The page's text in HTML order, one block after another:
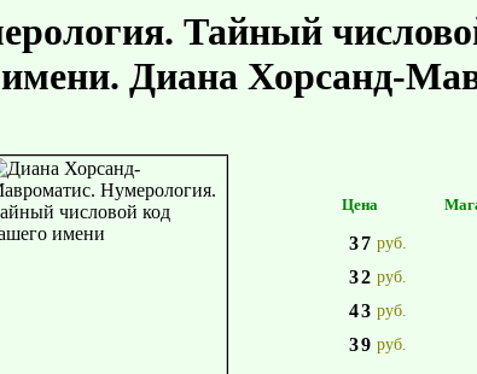
Тайный
Диана Хорсанд-
Цена
37 руб.
32 руб.
43 руб.
39 руб.